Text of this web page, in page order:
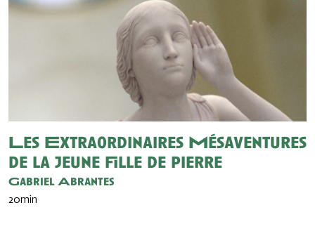
Les Extraordinaires Mésaventures
de la jeune fille de pierre
Gabriel Abrantes
20min